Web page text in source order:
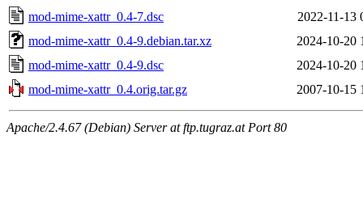
mod-mime-xattr_0.4-7.dsc
2022-11-13
mod-mime-xattr_0.4-9.debian.tar.xz
2024-10-20
mod-mime-xattr_0.4-9.dsc
2024-10-20
mod-mime-xattr_0.4.orig.tar.gz
2007-10-15
Apache/2.4.67 (Debian) Server at ftp.tugraz.at Port 80